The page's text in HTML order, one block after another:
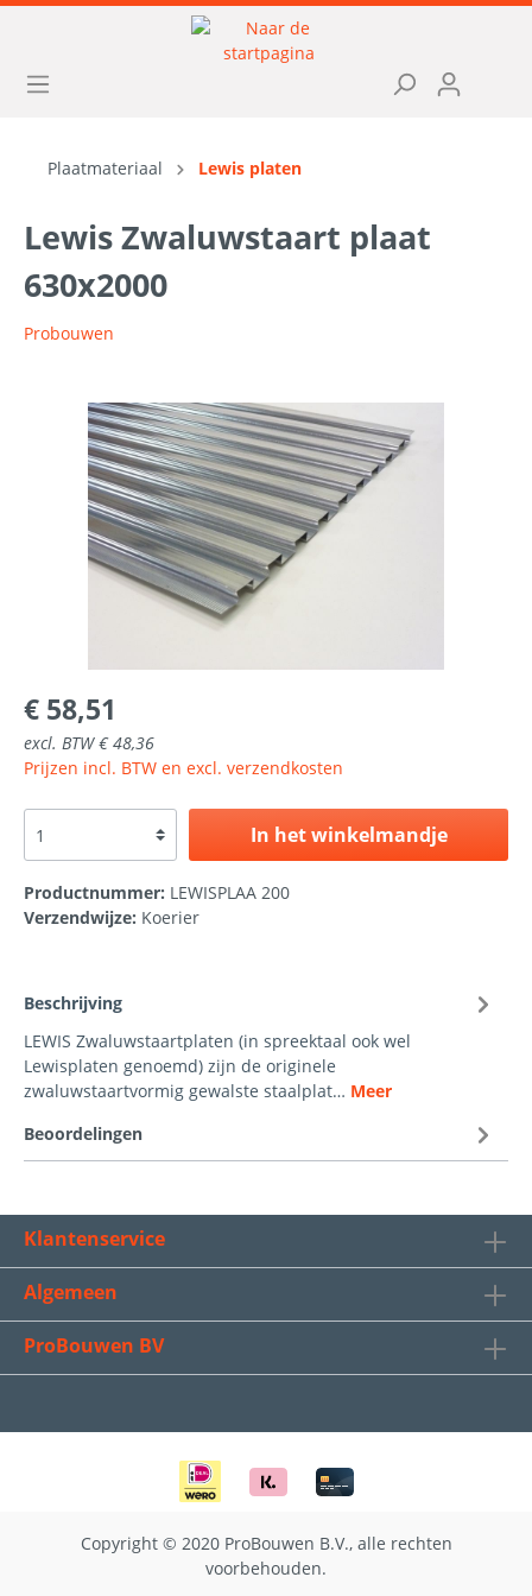
Plaatmateriaal Lewis platen
Lewis Zwaluwstaart plaat
630x2000
Probouwen
€ 58,51
excl. BTW € 48,36
Prijzen incl. BTW en excl. verzendkosten
In het winkelmandje
Productnummer: LEWISPLAA 200
Verzendwijze: Koerier
Beschrijving
LEWIS Zwaluwstaartplaten (in spreektaal ook wel
Lewisplaten genoemd) zijn de originele
zwaluwstaartvormig gewalste staalplat… Meer
Beoordelingen
Klantenservice
Algemeen
ProBouwen BV
Copyright © 2020 ProBouwen B.V., alle rechten
voorbehouden.